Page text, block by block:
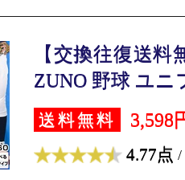
【交換往復送
ZUNO 野球 ユニ
送料無料 3,598
4.77点 /